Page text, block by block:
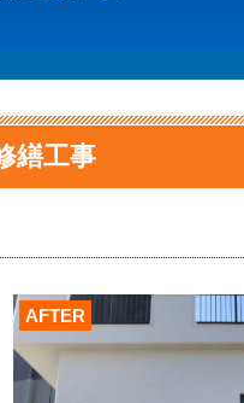
繕工事
AFTER